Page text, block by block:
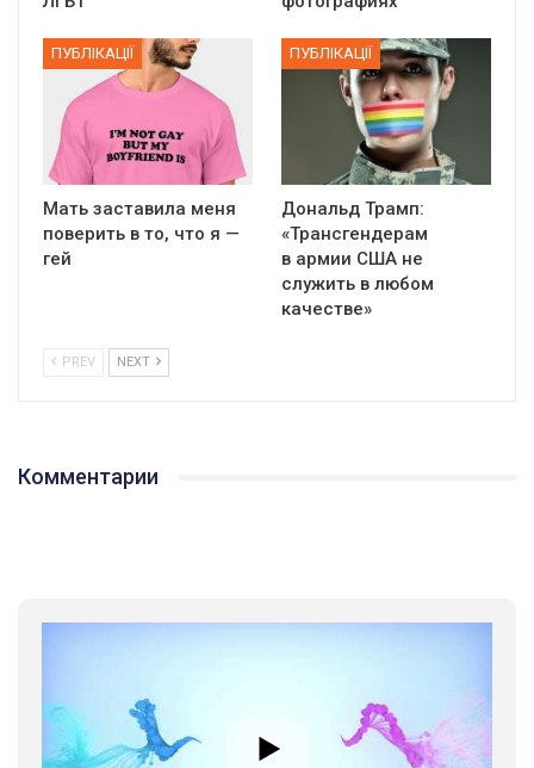
ПУБЛІКАЦІЇ
Мать заставила меня
поверить в то, что я —
гей
ПУБЛІКАЦІЇ
Дональд Трамп:
«Трансгендерам
в армии США не
служить в любом
качестве»
PREV NEXT
Комментарии